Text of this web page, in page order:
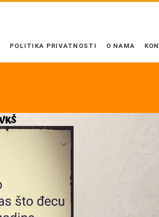
POLITIKA PRIVATNOSTI O NAMA